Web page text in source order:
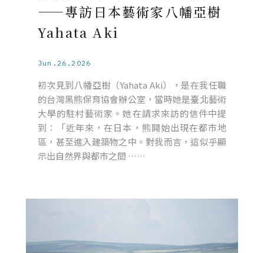
——專訪日本藝術家八幡亞樹
Yahata Aki
Jun.26.2026
初次見到八幡亞樹（Yahata Aki），是在我任職
的台灣黑熊保育協會辦公室，當時她是臺北藝術
大學的駐村藝術家。她在請求來訪的信件中提
到：「近年來，在日本，熊開始出現在都市地
區，甚至進入建築物之中。對我而言，這似乎顯
示出自然界與都市之間 ……